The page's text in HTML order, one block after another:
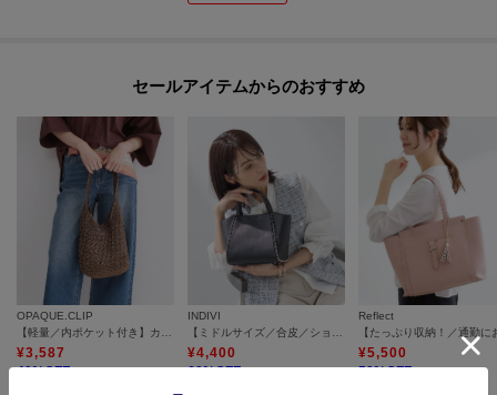
セールアイテムからのおすすめ
OPAQUE.CLIP
¥3,587
40%OFF
INDIVI
¥4,400
60%OFF
Reflect
¥5,500
50%OFF